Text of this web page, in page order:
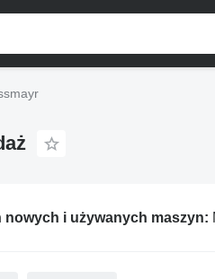
nowych i używanych maszyn: